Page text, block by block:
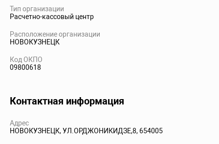
Тип организации
Расчетно-кассовый центр
Расположение организации
НОВОКУЗНЕЦК
Код ОКПО
09800618
Контактная информация
Адрес
НОВОКУЗНЕЦК, УЛ.ОРДЖОНИКИДЗЕ,8, 654005